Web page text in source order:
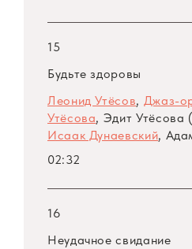
15
Будьте здоровы
Леонид Утёсов, Джаз-
Утёсова, Эдит
Исаак Дунаевский,
02:32
16
Неудачное свидание